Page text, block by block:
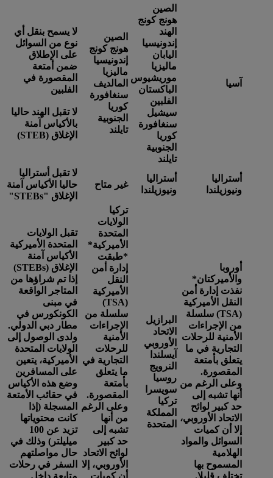
آسيا
الصين
هونج كونج
الهند
إندونيسيا
اليابان
ماليزيا
موريشيوس
الباكستان
الفلبين
سيشيل
سنغافورة
كوريا
الجنوبية
تايلند
الصين
هونج كونج
إندونيسيا
ماليزيا
المالديف
سنغافورة
كوريا
الجنوبية
تايلند
لا يسمح بنقل أي
نوع من السوائل
على الإطلاق
ضمن أمتعة
المقصورة في
الفلبين
لا تقبل الهند حاليا
بالأكياس آمنة
الإغلاق (STEB)
أستراليا
ونيوزيلندا
أستراليا
ونيوزيلندا
غير متاح
لا تقبل أستراليا
حاليا الأكياس آمنة
الإغلاق "STEBs"
أوروبا
والأميركتان*
نفذت إدارة أمن
النقل الأميركية
(TSA) سلسلة
من الإجراءات
الأمنية للرحلات
التجارية في ما
يتعلق بأمتعة
المقصورة.
وعلى الرغم من
أنها تشبه إلى
حد كبير لوائح
الاتحاد الأوروبي،
إلا أن كميات
السوائل والمواد
الهلامية
المسموح بها
تختلف قليلا.
البرازيل
الاتحاد
الأوروبي
آيسلندا
النرويج
روسيا
سويسرا
تركيا
المملكة
المتحدة
تركيا
الولايات
المتحدة
الأميركية*
*طبقت
إدارة أمن
النقل
الأميركية
(TSA)
سلسلة من
الإجراءات
الأمنية
للرحلات
التجارية في
ما يتعلق
بأمتعة
المقصورة.
وعلى الرغم
من أنها
تشبه إلى
حد كبير
لوائح الاتحاد
الأوروبي، إلا
أن كميات
تقبل الولايات
المتحدة الأميركية
الأكياس آمنة
الإغلاق (STEBs)
إذا تم شراؤها من
المتاجر الواقعة
في مبنى
الكونكورس في
مطار دبي الدولي.
ولدى الوصول إلى
الولايات المتحدة
الأميركية، يتعين
على المسافرين
وضع هذه الأكياس
في حقائب الأمتعة
المسجلة (إذا
كانت محتوياتها
تزيد عن 100
ميليلتر) وذلك في
حال مواصلتهم
السفر في رحلات
متابعة داخل